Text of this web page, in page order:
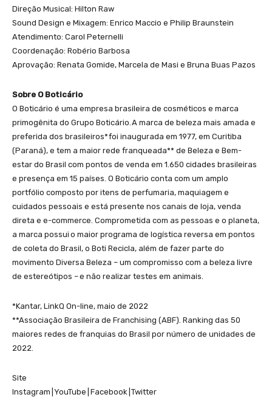
Direção Musical: Hilton Raw
Sound Design e Mixagem: Enrico Maccio e Philip Braunstein
Atendimento: Carol Peternelli
Coordenação: Robério Barbosa
Aprovação: Renata Gomide, Marcela de Masi e Bruna Buas Pazos
Sobre O Boticário
O Boticário é uma empresa brasileira de cosméticos e marca
primogênita do Grupo Boticário. A marca de beleza mais amada e
preferida dos brasileiros* foi inaugurada em 1977, em Curitiba
(Paraná), e tem a maior rede franqueada** de Beleza e Bem-
estar do Brasil com pontos de venda em 1.650 cidades brasileiras
e presença em 15 países. O Boticário conta com um amplo
portfólio composto por itens de perfumaria, maquiagem e
cuidados pessoais e está presente nos canais de loja, venda
direta e e-commerce. Comprometida com as pessoas e o planeta,
a marca possui o maior programa de logística reversa em pontos
de coleta do Brasil, o Boti Recicla, além de fazer parte do
movimento Diversa Beleza – um compromisso com a beleza livre
de estereótipos – e não realizar testes em animais.
*Kantar, LinkQ On-line, maio de 2022
**Associação Brasileira de Franchising (ABF). Ranking das 50
maiores redes de franquias do Brasil por número de unidades de
2022.
Site
Instagram | YouTube | Facebook | Twitter